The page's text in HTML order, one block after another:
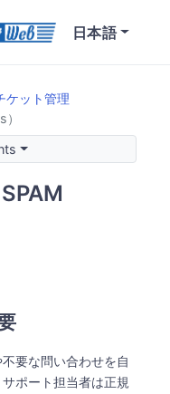
日本語
ケット管理
要な問い合わせを自
ポート担当者は正規